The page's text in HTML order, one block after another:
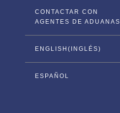
CONTACTAR CON
AGENTES DE ADUANAS
ENGLISH ( INGLÉS)
ESPAÑOL